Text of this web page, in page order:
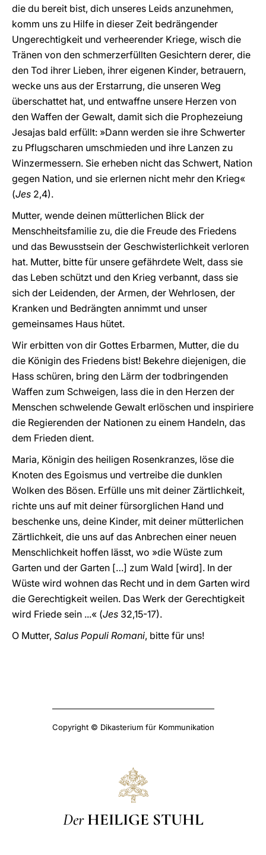
die du bereit bist, dich unseres Leids anzunehmen,
komm uns zu Hilfe in dieser Zeit bedrängender
Ungerechtigkeit und verheerender Kriege, wisch die
Tränen von den schmerzerfüllten Gesichtern derer, die
den Tod ihrer Lieben, ihrer eigenen Kinder, betrauern,
wecke uns aus der Erstarrung, die unseren Weg
überschattet hat, und entwaffne unsere Herzen von
den Waffen der Gewalt, damit sich die Prophezeiung
Jesajas bald erfüllt: »Dann werden sie ihre Schwerter
zu Pflugscharen umschmieden und ihre Lanzen zu
Winzermessern. Sie erheben nicht das Schwert, Nation
gegen Nation, und sie erlernen nicht mehr den Krieg«
(Jes 2,4).
Mutter, wende deinen mütterlichen Blick der
Menschheitsfamilie zu, die die Freude des Friedens
und das Bewusstsein der Geschwisterlichkeit verloren
hat. Mutter, bitte für unsere gefährdete Welt, dass sie
das Leben schützt und den Krieg verbannt, dass sie
sich der Leidenden, der Armen, der Wehrlosen, der
Kranken und Bedrängten annimmt und unser
gemeinsames Haus hütet.
Wir erbitten von dir Gottes Erbarmen, Mutter, die du
die Königin des Friedens bist! Bekehre diejenigen, die
Hass schüren, bring den Lärm der todbringenden
Waffen zum Schweigen, lass die in den Herzen der
Menschen schwelende Gewalt erlöschen und inspiriere
die Regierenden der Nationen zu einem Handeln, das
dem Frieden dient.
Maria, Königin des heiligen Rosenkranzes, löse die
Knoten des Egoismus und vertreibe die dunklen
Wolken des Bösen. Erfülle uns mit deiner Zärtlichkeit,
richte uns auf mit deiner fürsorglichen Hand und
beschenke uns, deine Kinder, mit deiner mütterlichen
Zärtlichkeit, die uns auf das Anbrechen einer neuen
Menschlichkeit hoffen lässt, wo »die Wüste zum
Garten und der Garten […] zum Wald [wird]. In der
Wüste wird wohnen das Recht und in dem Garten wird
die Gerechtigkeit weilen. Das Werk der Gerechtigkeit
wird Friede sein ...« (Jes 32,15-17).
O Mutter, Salus Populi Romani, bitte für uns!
Copyright © Dikasterium für Kommunikation
Der HEILIGE STUHL